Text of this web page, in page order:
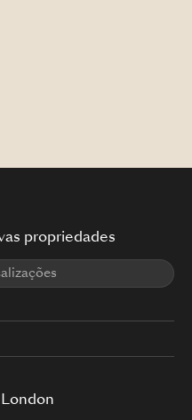
London
propriedades